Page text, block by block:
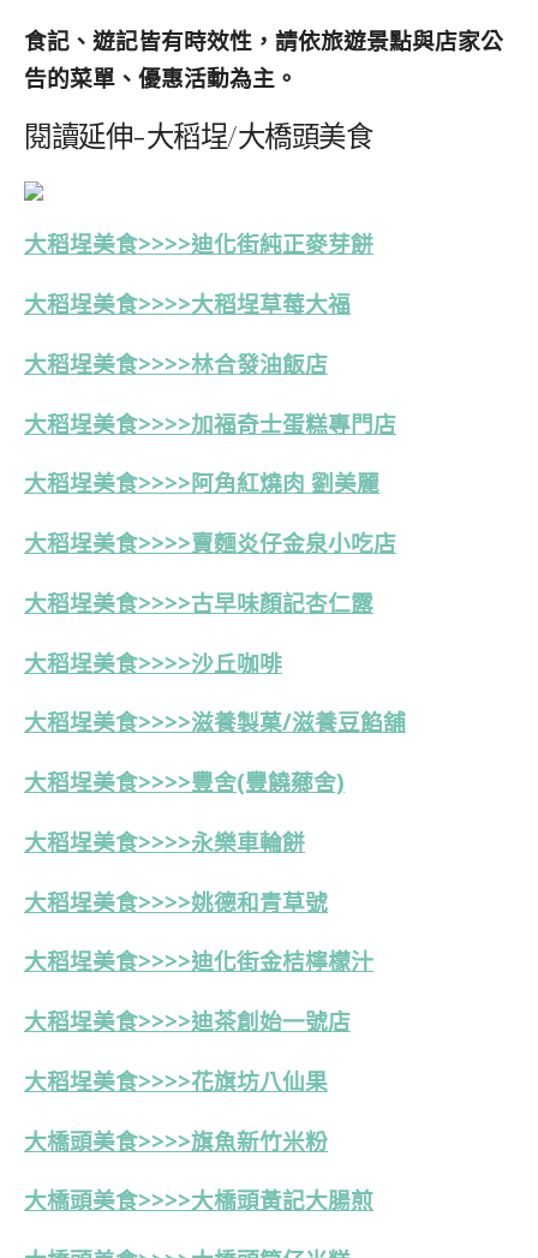
食記、遊記皆有時效性，請依旅遊景點與店家公
告的菜單、優惠活動為主。
閱讀延伸-大稻埕/大橋頭美食
大稻埕美食>>>>迪化街純正麥芽餅
大稻埕美食>>>>大稻埕草莓大福
大稻埕美食>>>>林合發油飯店
大稻埕美食>>>>加福奇士蛋糕專門店
大稻埕美食>>>>阿角紅燒肉 劉美麗
大稻埕美食>>>>賣麵炎仔金泉小吃店
大稻埕美食>>>>古早味顏記杏仁露
大稻埕美食>>>>沙丘咖啡
大稻埕美食>>>>滋養製菓/滋養豆餡舖
大稻埕美食>>>>豐舍(豐饒薌舍)
大稻埕美食>>>>永樂車輪餅
大稻埕美食>>>>姚德和青草號
大稻埕美食>>>>迪化街金桔檸檬汁
大稻埕美食>>>>迪茶創始一號店
大稻埕美食>>>>花旗坊八仙果
大橋頭美食>>>>旗魚新竹米粉
大橋頭美食>>>>大橋頭黃記大腸煎